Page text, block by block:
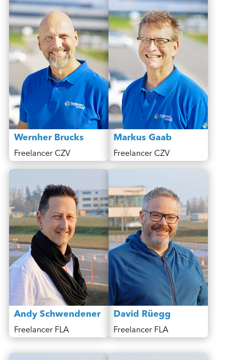
Wernher Brucks
Freelancer CZV
Markus Gaab
Freelancer CZV
Andy Schwendener
Freelancer FLA
David Rüegg
Freelancer FLA